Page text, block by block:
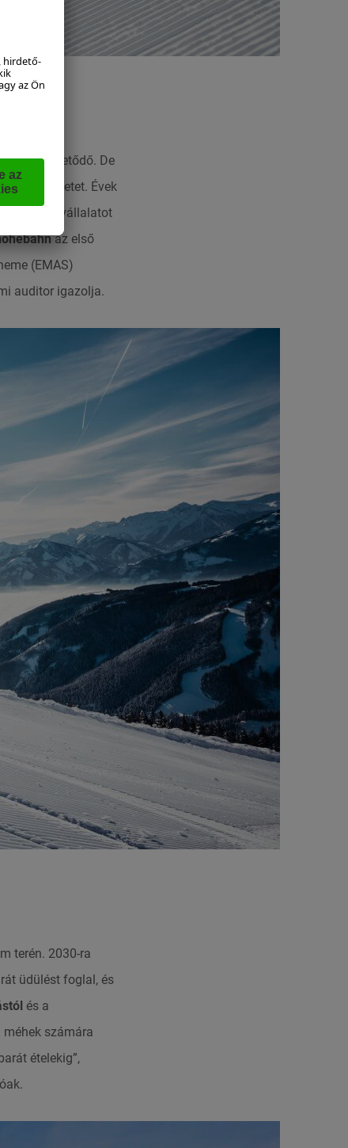
értetődő. De
a természetet. Évek
is. A vállalatot
az első
(EMAS)
auditor igazolja.
terén. 2030-ra
üdülést foglal, és
és a
számára
ételekig”,